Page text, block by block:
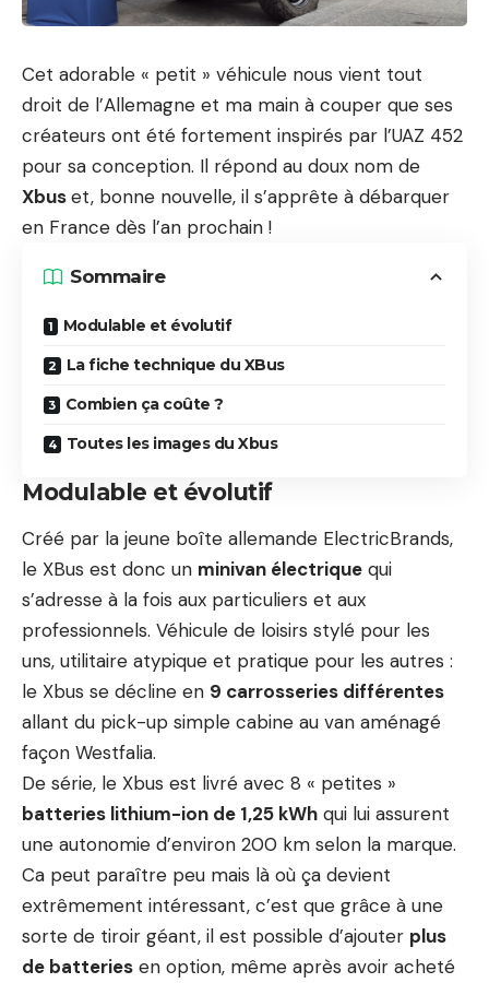
Cet adorable « petit » véhicule nous vient tout
droit de l’Allemagne et ma main à couper que ses
créateurs ont été fortement inspirés par l’UAZ 452
pour sa conception. Il répond au doux nom de
Xbuset, bonne nouvelle, il s’apprête à débarquer
en France dès l’an prochain !
Sommaire
Modulable et évolutif
La fiche technique du XBus
Combien ça coûte ?
Toutes les images du Xbus
Modulable et évolutif
Créé par la jeune boîte allemande ElectricBrands,
le XBus est donc un minivan électrique qui
s’adresse à la fois aux particuliers et aux
professionnels. Véhicule de loisirs stylé pour les
uns, utilitaire atypique et pratique pour les autres :
le Xbus se décline en 9 carrosseries différentes
allant du pick-up simple cabine au van aménagé
façon Westfalia.
De série, le Xbus est livré avec 8 « petites »
batteries lithium-ion de 1,25 kWh qui lui assurent
une autonomie d’environ 200 km selon la marque.
Ca peut paraître peu mais là où ça devient
extrêmement intéressant, c’est que grâce à une
sorte de tiroir géant, il est possible d’ajouter plus
de batteries en option, même après avoir acheté